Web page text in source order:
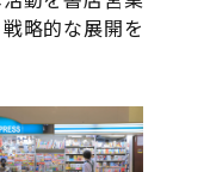
略的な展開を